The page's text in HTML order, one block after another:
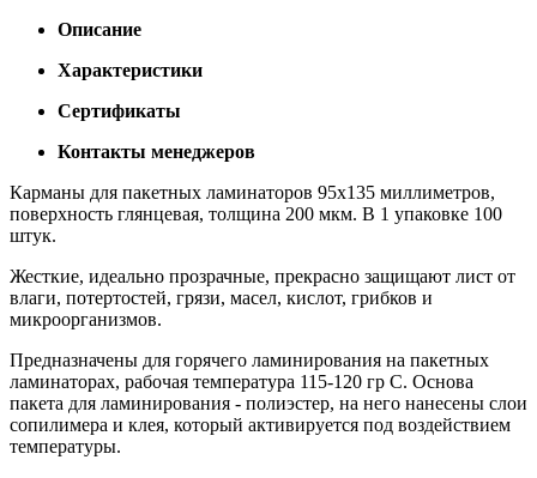
Описание
Характеристики
Сертификаты
Контакты менеджеров
Карманы для пакетных ламинаторов 95х135 миллиметров,
поверхность глянцевая, толщина 200 мкм. В 1 упаковке 100
штук.
Жесткие, идеально прозрачные, прекрасно защищают лист от
влаги, потертостей, грязи, масел, кислот, грибков и
микроорганизмов.
Предназначены для горячего ламинирования на пакетных
ламинаторах, рабочая температура 115-120 гр С. Основа
пакета для ламинирования - полиэстер, на него нанесены слои
сопилимера и клея, который активируется под воздействием
температуры.